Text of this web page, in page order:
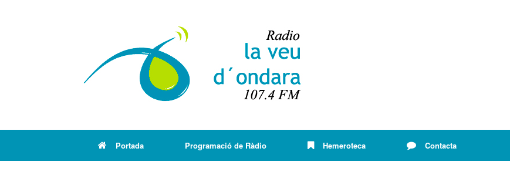
Portada Programació de Ràdio Hemeroteca Contacta